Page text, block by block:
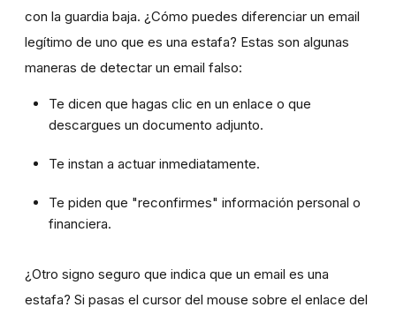
con la guardia baja. ¿Cómo puedes diferenciar un email
legítimo de uno que es una estafa? Estas son algunas
maneras de detectar un email falso:
Te dicen que hagas clic en un enlace o que
descargues un documento adjunto.
Te instan a actuar inmediatamente.
Te piden que "reconfirmes" información personal o
financiera.
¿Otro signo seguro que indica que un email es una
estafa? Si pasas el cursor del mouse sobre el enlace del